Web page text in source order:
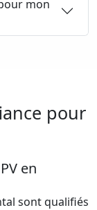
mon
pour
en
sont qualifiés